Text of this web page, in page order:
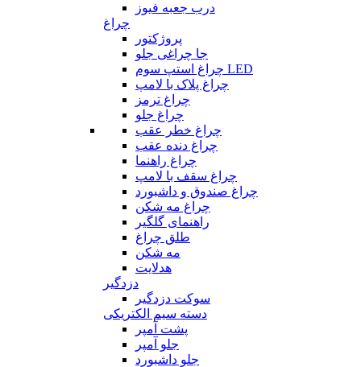
درب جعبه فیوز
چراغ
پروژکتور
جا چراغی جلو
چراغ استپ سوم LED
چراغ پلاک با لامپ
چراغ ترمز
چراغ جلو
چراغ خطر عقب
چراغ دنده عقب
چراغ راهنما
چراغ سقف با لامپ
چراغ صندوق و داشبورد
چراغ مه شکن
راهنمای گلگیر
طلق چراغ
مه شکن
هدلایت
دزدگیر
سوکت دزدگیر
دسته سیم الکتریکی
پشت آمپر
جلو آمپر
جلو داشبورد